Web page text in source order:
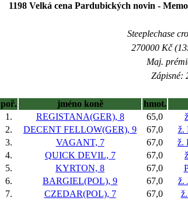
1198 Velká cena Pardubických novin -
Steeplechase
270000 Kč
Maj.
Zápisné:
poř.
jméno koně hmot.
1.
REGISTANA(GER), 8 65,0
2.
DECENT FELLOW(GER), 9 67,0 ž.
3.
VAGANT, 7 67,0 ž.
4.
QUICK DEVIL, 7 67,0
5.
KYRTON, 8 67,0
6.
BARGIEL(POL), 9 67,0 ž.
7.
CZEDAR(POL), 7 67,0